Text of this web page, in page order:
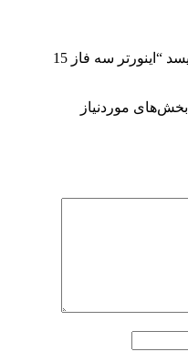
اولین کسی باشید که دیدگاهی می نویسد “اینورتر سه فاز 15
بخش‌های موردنیاز